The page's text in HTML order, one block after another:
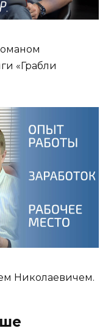
«Грабли
Николаевичем.